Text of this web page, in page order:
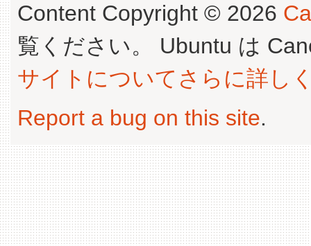
Content Copyright © 2026
覧ください。 Ubuntu は
サイトについてさらに詳し
Report a bug on this site.